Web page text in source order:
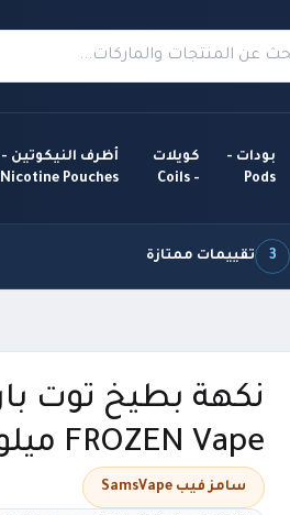
بودات -
Pods
كويلات
- Coils
أظرف النيكوتين -
Nicotine Pouches
3 تقييمات ممتازة
FROZEN Vape ميلو ميلون فروزن
سامز فيب SamsVape